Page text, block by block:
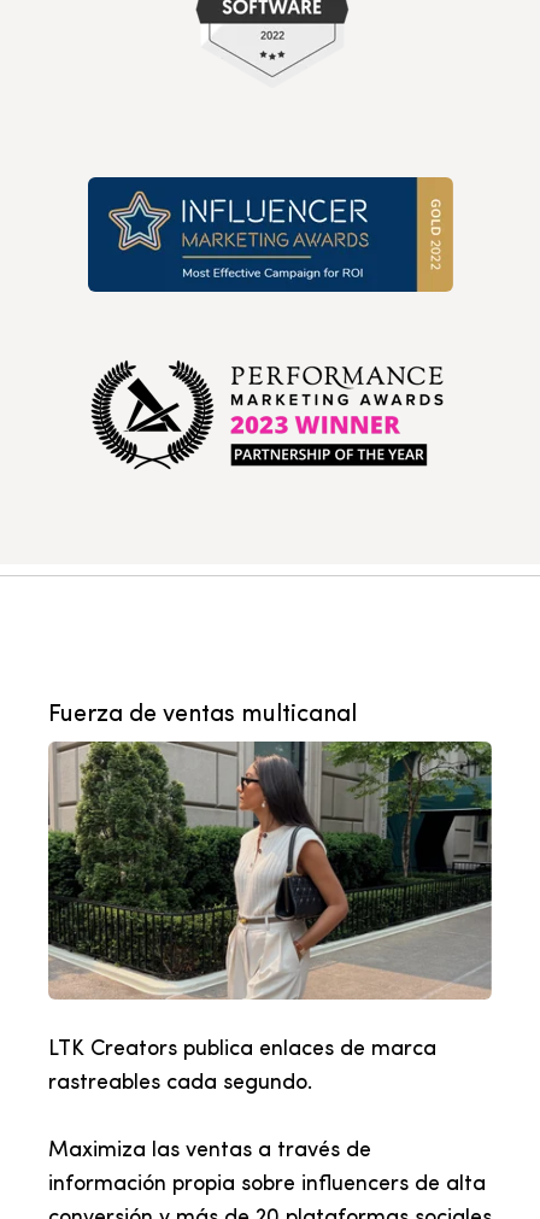
Fuerza de ventas multicanal
LTK Creators publica enlaces de marca
rastreables cada segundo.
Maximiza las ventas a través de
información propia sobre influencers de alta